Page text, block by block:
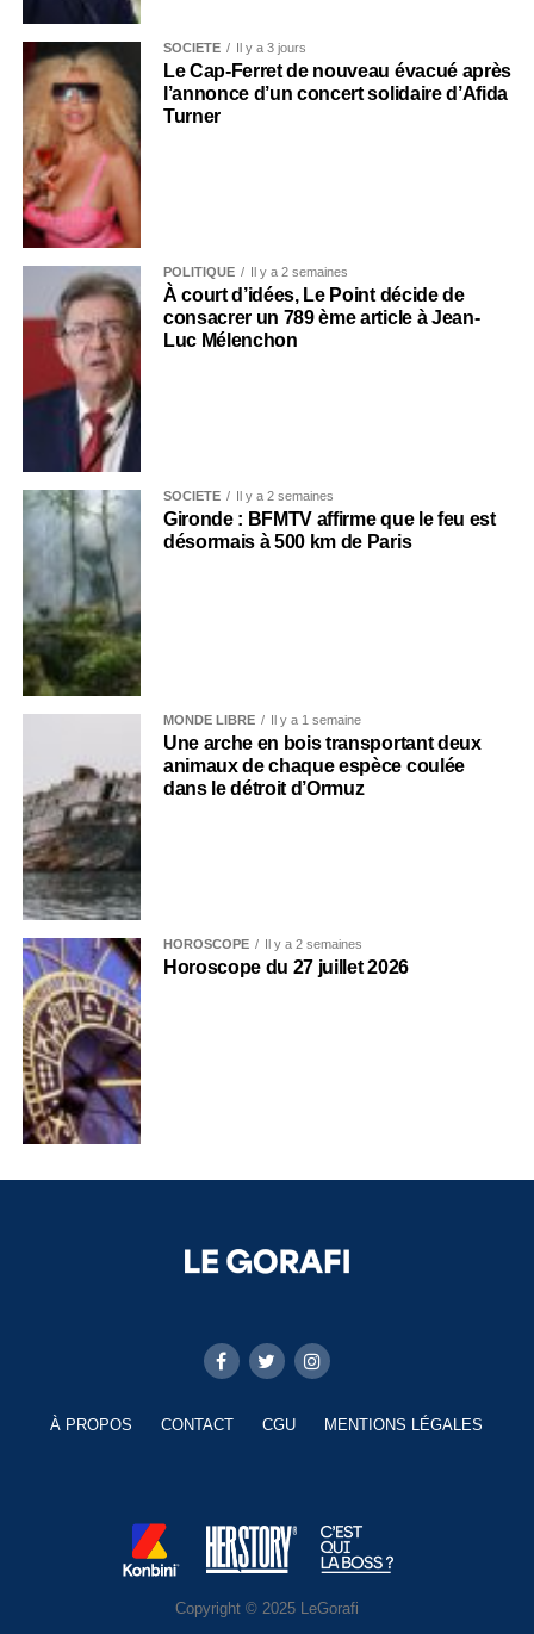
SOCIÉTÉ Il y a 3 jours
Le Cap-Ferret de nouveau évacué après
l’annonce d’un concert solidaire d’Afida
Turner
POLITIQUE Il y a 2 semaines
À court d’idées, Le Point décide de
consacrer un 789 ème article à Jean-
Luc Mélenchon
SOCIÉTÉ Il y a 2 semaines
Gironde : BFMTV affirme que le feu est
désormais à 500 km de Paris
MONDE LIBRE Il y a 1 semaine
Une arche en bois transportant deux
animaux de chaque espèce coulée
dans le détroit d’Ormuz
HOROSCOPE Il y a 2 semaines
Horoscope du 27 juillet 2026
À PROPOS CONTACT CGU MENTIONS LÉGALES
Copyright © 2025 LeGorafi